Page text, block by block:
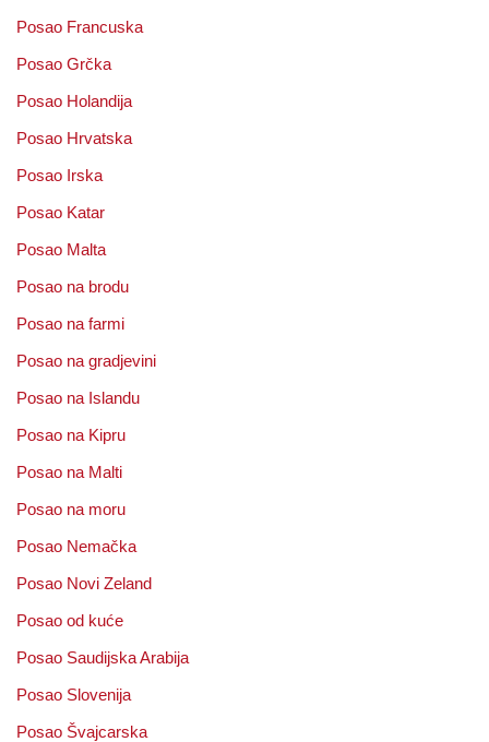
Posao Francuska
Posao Grčka
Posao Holandija
Posao Hrvatska
Posao Irska
Posao Katar
Posao Malta
Posao na brodu
Posao na farmi
Posao na gradjevini
Posao na Islandu
Posao na Kipru
Posao na Malti
Posao na moru
Posao Nemačka
Posao Novi Zeland
Posao od kuće
Posao Saudijska Arabija
Posao Slovenija
Posao Švajcarska